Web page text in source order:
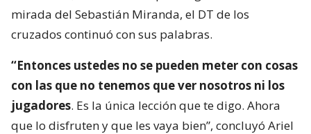
mirada del Sebastián Miranda, el DT de los
cruzados continuó con sus palabras.
“Entonces ustedes no se pueden meter con cosas
con las que no tenemos que ver nosotros ni los
jugadores. Es la única lección que te digo. Ahora
que lo disfruten y que les vaya bien”, concluyó Ariel